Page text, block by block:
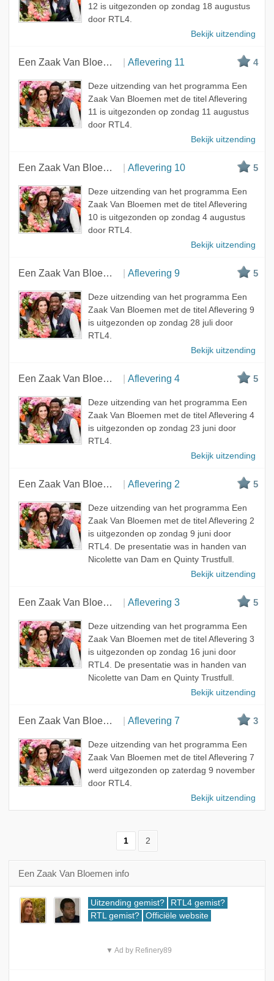
12 is uitgezonden op zondag 18 augustus
door RTL4.
Bekijk uitzending
Een Zaak Van Bloemen Aflevering 11 4
Deze uitzending van het programma Een
Zaak Van Bloemen met de titel Aflevering
11 is uitgezonden op zondag 11 augustus
door RTL4.
Bekijk uitzending
Een Zaak Van Bloemen Aflevering 10 5
Deze uitzending van het programma Een
Zaak Van Bloemen met de titel Aflevering
10 is uitgezonden op zondag 4 augustus
door RTL4.
Bekijk uitzending
Een Zaak Van Bloemen Aflevering 9 5
Deze uitzending van het programma Een
Zaak Van Bloemen met de titel Aflevering 9
is uitgezonden op zondag 28 juli door
RTL4.
Bekijk uitzending
Een Zaak Van Bloemen Aflevering 4 5
Deze uitzending van het programma Een
Zaak Van Bloemen met de titel Aflevering 4
is uitgezonden op zondag 23 juni door
RTL4.
Bekijk uitzending
Een Zaak Van Bloemen Aflevering 2 5
Deze uitzending van het programma Een
Zaak Van Bloemen met de titel Aflevering 2
is uitgezonden op zondag 9 juni door
RTL4. De presentatie was in handen van
Nicolette van Dam en Quinty Trustfull.
Bekijk uitzending
Een Zaak Van Bloemen Aflevering 3 5
Deze uitzending van het programma Een
Zaak Van Bloemen met de titel Aflevering 3
is uitgezonden op zondag 16 juni door
RTL4. De presentatie was in handen van
Nicolette van Dam en Quinty Trustfull.
Bekijk uitzending
Een Zaak Van Bloemen Aflevering 7 3
Deze uitzending van het programma Een
Zaak Van Bloemen met de titel Aflevering 7
werd uitgezonden op zaterdag 9 november
door RTL4.
Bekijk uitzending
1 2
Een Zaak Van Bloemen info
Uitzending gemist?
RTL4 gemist?
RTL gemist?
Officiële website
▼ Ad by Refinery89